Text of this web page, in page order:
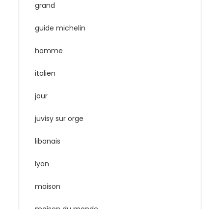
grand
guide michelin
homme
italien
jour
juvisy sur orge
libanais
lyon
maison